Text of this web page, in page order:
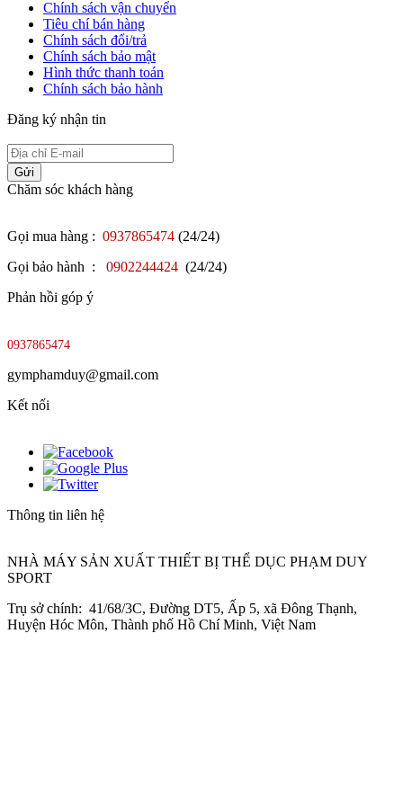
Chính sách vận chuyển
Tiêu chí bán hàng
Chính sách đổi/trả
Chính sách bảo mật
Hình thức thanh toán
Chính sách bảo hành
Đăng ký nhận tin
Gửi
Chăm sóc khách hàng
Gọi mua hàng : 0937865474 (24/24)
Gọi bảo hành :
0902244424 (24/24)
Phản hồi góp ý
0937865474
gymphamduy@gmail.com
Kết nối
Thông tin liên hệ
NHÀ MÁY SẢN XUẤT THIẾT BỊ THỂ DỤC PHẠM DUY
SPORT
Trụ sở chính: 41/68/3C, Đường DT5, Ấp 5, xã Đông Thạnh,
Huyện Hóc Môn, Thành phố Hồ Chí Minh, Việt Nam